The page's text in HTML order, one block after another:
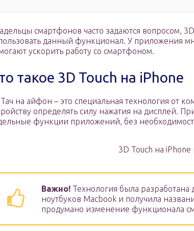
смартфонов часто задаются вопросом,
данный функционал. У приложения
ускорить работу со смартфоном.
такое 3D Touch на iPhone
на айфон – это специальная технология от
определять силу нажатия на дисплей.
функции приложений, без
3D Touch на iPhone
Важно! Технология была разработана
ноутбуков Macbook и получила
продумано изменение функционала